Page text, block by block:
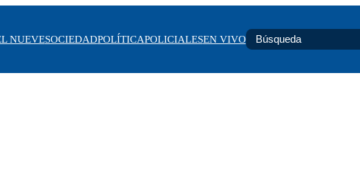
NUEVESOCIEDADPOLÍTICAPOLICIALESEN VIVO